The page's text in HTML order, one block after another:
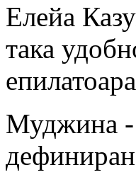
Елейа
така
Муджина -